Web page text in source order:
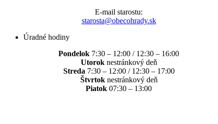
E-mail starostu:
starosta@obecohrady.sk
Úradné hodiny
Pondelok 7:30 – 12:00 / 12:30 – 16:00
Utoroknestránkový deň
Streda 7:30 – 12:00 / 12:30 – 17:00
Štvrtoknestránkový deň
Piatok 07:30 – 13:00